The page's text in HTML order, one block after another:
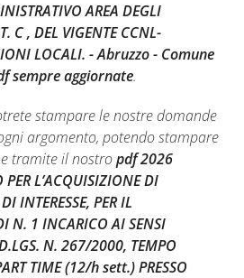
AREA DEGLI
C , DEL VIGENTE CCNL-
LOCALI. - Abruzzo - Comune
sempre aggiornate.
stampare le nostre domande
argomento, potendo stampare
tramite il nostropdf 2026
L’ACQUISIZIONE DI
INTERESSE, PER IL
N. 1 INCARICO AI SENSI
N. 267/2000, TEMPO
TIME (12/h sett.) PRESSO